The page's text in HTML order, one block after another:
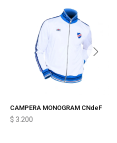
CAMPERA MONOGRAM CNdeF
$ 3.200